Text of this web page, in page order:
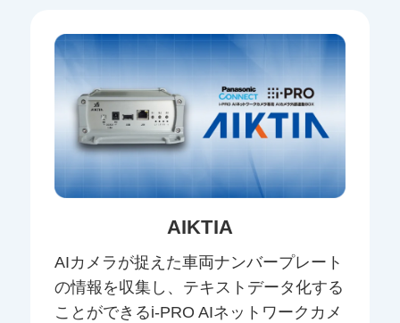
AIKTIA
AIカメラが捉えた車両ナンバープレート
の情報を収集し、テキストデータ化する
ことができるi-PRO AIネットワークカメ